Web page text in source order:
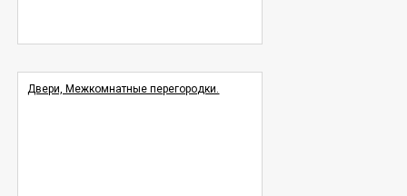
Двери, Межкомнатные перегородки.